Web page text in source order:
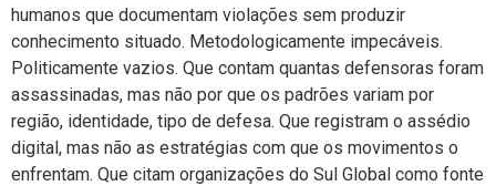
humanos que documentam violações sem produzir
conhecimento situado. Metodologicamente impecáveis.
Politicamente vazios. Que contam quantas defensoras foram
assassinadas, mas não por que os padrões variam por
região, identidade, tipo de defesa. Que registram o assédio
digital, mas não as estratégias com que os movimentos o
enfrentam. Que citam organizações do Sul Global como fonte